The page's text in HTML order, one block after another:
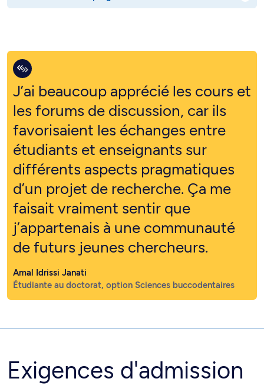
J’ai beaucoup apprécié les cours et
les forums de discussion, car ils
favorisaient les échanges entre
étudiants et enseignants sur
différents aspects pragmatiques
d’un projet de recherche. Ça me
faisait vraiment sentir que
j’appartenais à une communauté
de futurs jeunes chercheurs.
Amal Idrissi Janati
Étudiante au doctorat, option Sciences buccodentaires
Exigences d'admission